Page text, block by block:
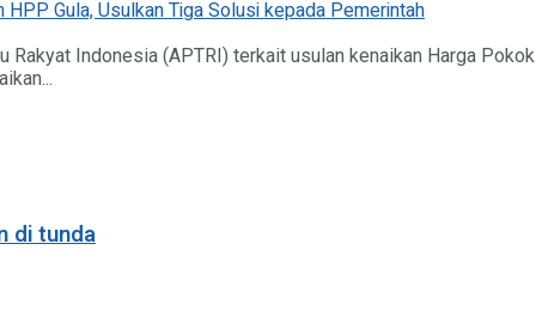
Indonesia (APTRI) terkait usulan kenaikan Harga
di tunda